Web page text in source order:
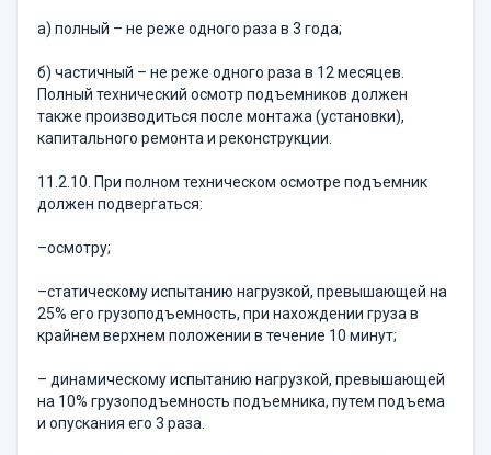
а) полный – не реже одного раза в 3 года;
б) частичный – не реже одного раза в 12 месяцев.
Полный технический осмотр подъемников должен
также производиться после монтажа (установки),
капитального ремонта и реконструкции.
11.2.10. При полном техническом осмотре подъем­ник
должен подвергаться:
–осмотру;
–статическому испытанию нагрузкой, превышаю­щей на
25% его грузоподъемность, при нахождении груза в
крайнем верхнем положении в течение 10 минут;
– динамическому испытанию нагрузкой, превыша­ющей
на 10% грузоподъемность подъемника, путем подъема
и опускания его 3 раза.